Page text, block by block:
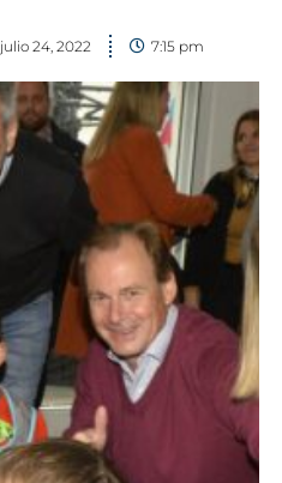
julio 24, 2022 7:15 pm